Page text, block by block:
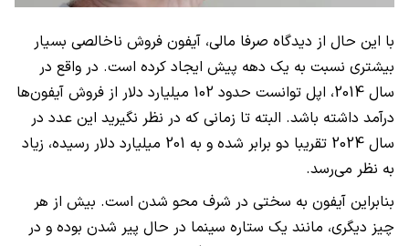
با این حال از دیدگاه صرفا مالی، آیفون فروش ناخالصی بسیار
بیشتری نسبت به یک دهه پیش ایجاد کرده است. در واقع در
سال 2014، اپل توانست حدود 102 میلیارد دلار از فروش آیفون‌ها
درآمد داشته باشد. البته تا زمانی که در نظر نگیرید این عدد در
سال 2024 تقریبا دو برابر شده و به 201 میلیارد دلار رسیده، زیاد
به نظر می‌رسد.
بنابراین آیفون به سختی در شرف محو شدن است. بیش از هر
چیز دیگری، مانند یک ستاره سینما در حال پیر شدن بوده و در